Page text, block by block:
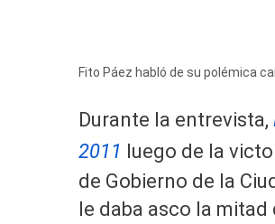
Fito Páez habló de su polémica
Durante la entrevista,
2011 luego de la
de Gobierno de la
le daba asco la